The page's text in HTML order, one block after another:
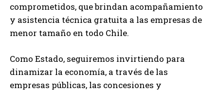
comprometidos, que brindan acompañamiento
y asistencia técnica gratuita a las empresas de
menor tamaño en todo Chile.
Como Estado, seguiremos invirtiendo para
dinamizar la economía, a través de las
empresas públicas, las concesiones y